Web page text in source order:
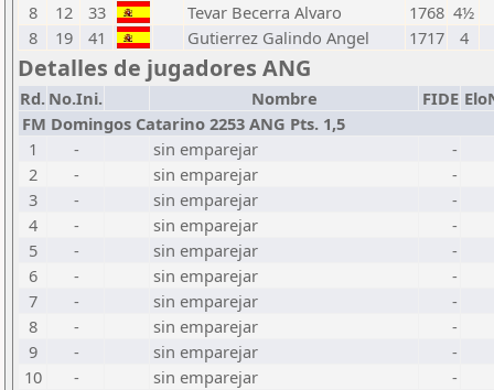
8
12 33 Tevar Becerra Alvaro 1768 4½
8
19 41 Gutierrez Galindo Angel 1717 4
Detalles de jugadores ANG
Rd. No.Ini. Nombre FIDE
FM Domingos Catarino 2253 ANG Pts. 1,5
1
- sin emparejar
-
2
- sin emparejar
-
3
- sin emparejar
-
4
- sin emparejar
-
5
- sin emparejar
-
6
- sin emparejar
-
7
- sin emparejar
-
8
- sin emparejar
-
9
- sin emparejar
-
10
- sin emparejar
-